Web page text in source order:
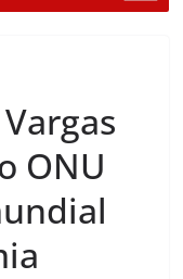
ONU